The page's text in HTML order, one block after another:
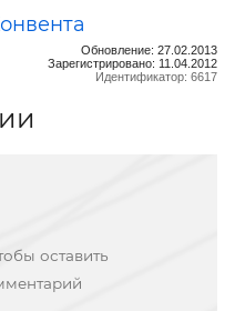
Обновление: 27.02.2013
Зарегистрировано: 11.04.2012
Идентификатор: 6617
оставить